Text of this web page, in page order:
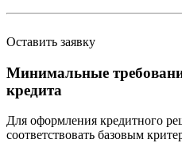
Оставить заявку
Минимальные
кредита
Для оформления кредитного
соответствовать базовым